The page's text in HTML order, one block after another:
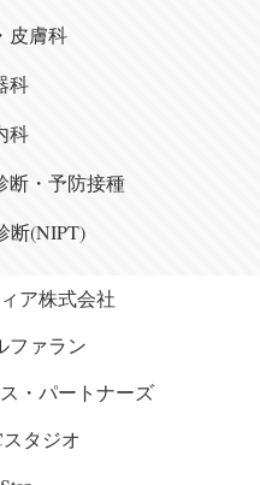
皮膚科
科
科
断・予防接種
断(NIPT)
ア株式会社
ファラン
・パートナーズ
タジオ